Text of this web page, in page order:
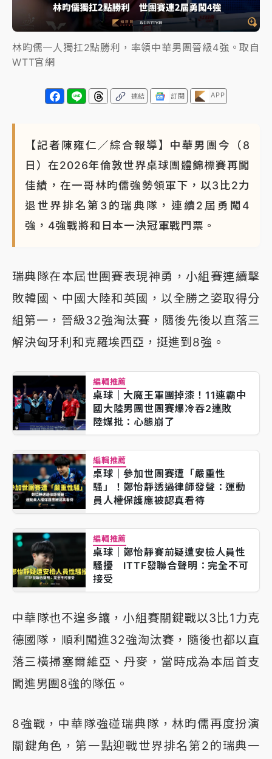
才續任就飛美國大學面試 清大校長高為元致歉：機會
到來時引起我的好奇
白海豚颱風解除海警 西南風來了！4縣市大雨特報、各
分析｜ 7月營收甫首破單月9000億元下半年續旺指
NBA｜
傳奇名帥驚傳離世！曾以「瘋狂籃球」震撼聯
盟 兩大愛徒向他致
林昀儒一人獨扛2點勝利，率領中華男團晉級4強。取自
WTT官網
連結 訂閱 APP
【記者陳雍仁／綜合報導】中華男團今（8
日）在2026年倫敦世界桌球團體錦標賽再闖
佳績，在一哥林昀儒強勢領軍下，以3比2力
退世界排名第3的瑞典隊，連續2屆勇闖4
強，4強戰將和日本一決冠軍戰門票。
瑞典隊在本屆世團賽表現神勇，小組賽連續擊
敗韓國、中國大陸和英國，以全勝之姿取得分
組第一，晉級32強淘汰賽，隨後先後以直落三
解決匈牙利和克羅埃西亞，挺進到8強。
編輯推薦
桌球｜大魔王軍團掉漆！11連霸中
國大陸男團世團賽爆冷吞2連敗
陸媒批：心態崩了
編輯推薦
桌球｜參加世團賽遭「嚴重性
騷」！鄭怡靜透過律師發聲：運動
員人權保護應被認真看待
編輯推薦
桌球｜鄭怡靜賽前疑遭安檢人員性
騷擾 ITTF發聯合聲明：完全不可
接受
中華隊也不遑多讓，小組賽關鍵戰以3比1力克
德國隊，順利闖進32強淘汰賽，隨後也都以直
落三橫掃塞爾維亞、丹麥，當時成為本屆首支
闖進男團8強的隊伍。
8強戰，中華隊強碰瑞典隊，林昀儒再度扮演
關鍵角色，第一點迎戰世界排名第2的瑞典一